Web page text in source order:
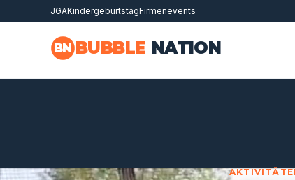
Zum Hauptinhalt springen
JGAKindergeburtstagFirmenevents
BN BUBBLE NATION